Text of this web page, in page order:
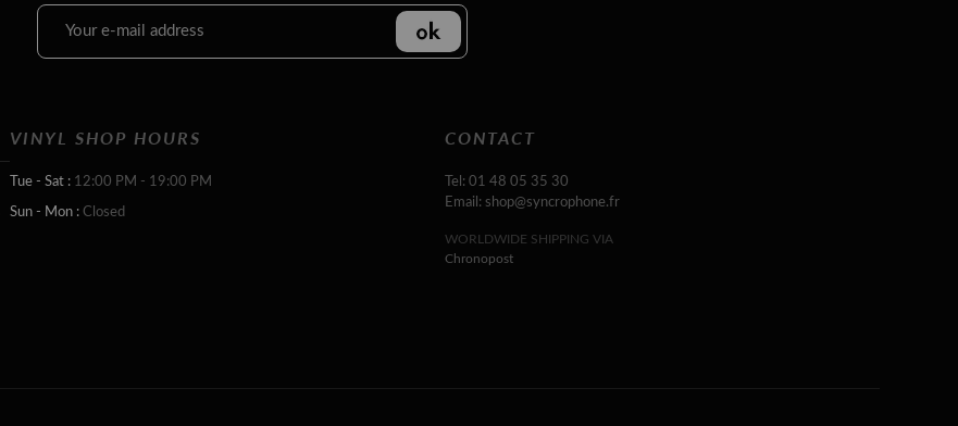
VINYL SHOP HOURS
Tue - Sat : 12:00 PM - 19:00 PM
Sun - Mon : Closed
CONTACT
Tel: 01 48 05 35 30
Email: shop@syncrophone.fr
WORLDWIDE SHIPPING VIA
Chronopost